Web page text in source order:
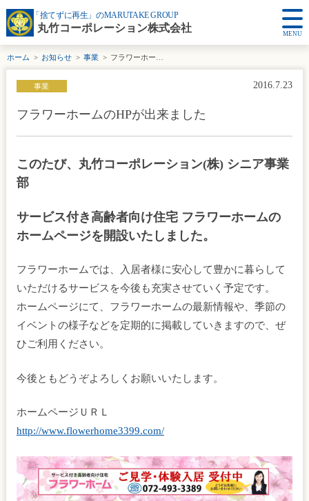
「捨てずに再生」のMARUTAKE GROUP
丸竹コーポレーション株式会社 MENU
ホーム お知らせ 事業
事業 2016.7.23
フラワーホームのHPが出来ました
このたび、丸竹コーポレーション(株) シニア事業
部
サービス付き高齢者向け住宅 フラワーホームの
ホームページを開設いたしました。
フラワーホームでは、入居者様に安心して豊かに暮らして
いただけるサービスを今後も充実させていく予定です。
ホームページにて、フラワーホームの最新情報や、季節の
イベントの様子などを定期的に掲載していきますので、ぜ
ひご利用ください。
今後ともどうぞよろしくお願いいたします。
ホームページＵＲＬ
http://www.flowerhome3399.com/